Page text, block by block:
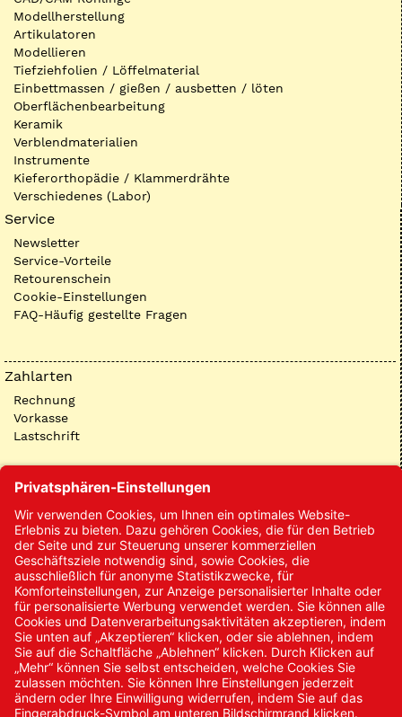
Modellherstellung
Artikulatoren
Modellieren
Tiefziehfolien / Löffelmaterial
Einbettmassen / gießen / ausbetten / löten
Oberflächenbearbeitung
Keramik
Verblendmaterialien
Instrumente
Kieferorthopädie / Klammerdrähte
Verschiedenes (Labor)
Service
Newsletter
Service-Vorteile
Retourenschein
Cookie-Einstellungen
FAQ-Häufig gestellte Fragen
Zahlarten
Rechnung
Vorkasse
Lastschrift
Kontakt
Kontakt/Anfrage
Neukundenanmeldung
Kennwort vergessen
Bestellungen